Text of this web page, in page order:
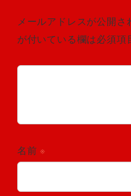
メールアドレスが公開さ
が付いている欄は必須項
名前 ※